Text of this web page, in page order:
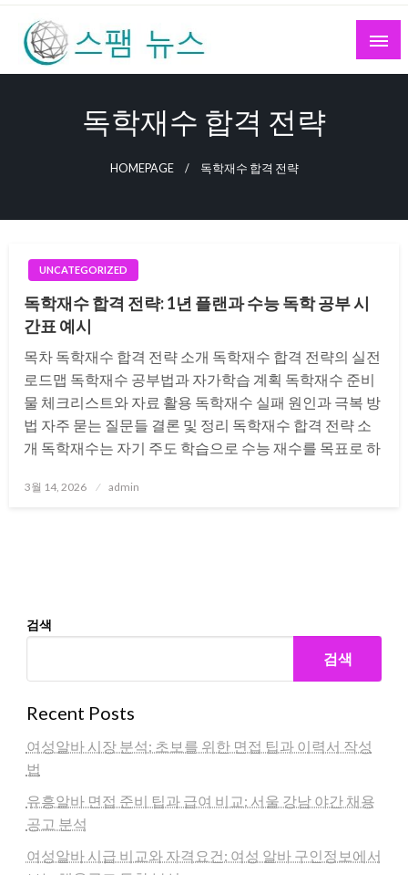
Skip
content
독학재수 합격 전략
HOMEPAGE 독학재수 합격 전략
UNCATEGORIZED
독학재수 합격 전략: 1년 플랜과 수능 독학 공부 시
간표 예시
목차 독학재수 합격 전략 소개 독학재수 합격 전략의 실전
로드맵 독학재수 공부법과 자가학습 계획 독학재수 준비
물 체크리스트와 자료 활용 독학재수 실패 원인과 극복 방
법 자주 묻는 질문들 결론 및 정리 독학재수 합격 전략 소
개 독학재수는 자기 주도 학습으로 수능 재수를 목표로 하
Posted
3월 14, 2026 admin
검색
검색
Recent Posts
여성알바 시장 분석: 초보를 위한 면접 팁과 이력서 작성
법
유흥알바 면접 준비 팁과 급여 비교: 서울 강남 야간 채용
공고 분석
여성알바 시급 비교와 자격요건: 여성 알바 구인정보에서